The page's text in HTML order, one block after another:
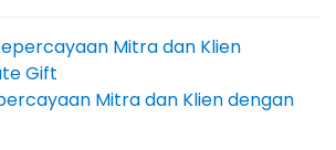
Mitra dan Klien dengan